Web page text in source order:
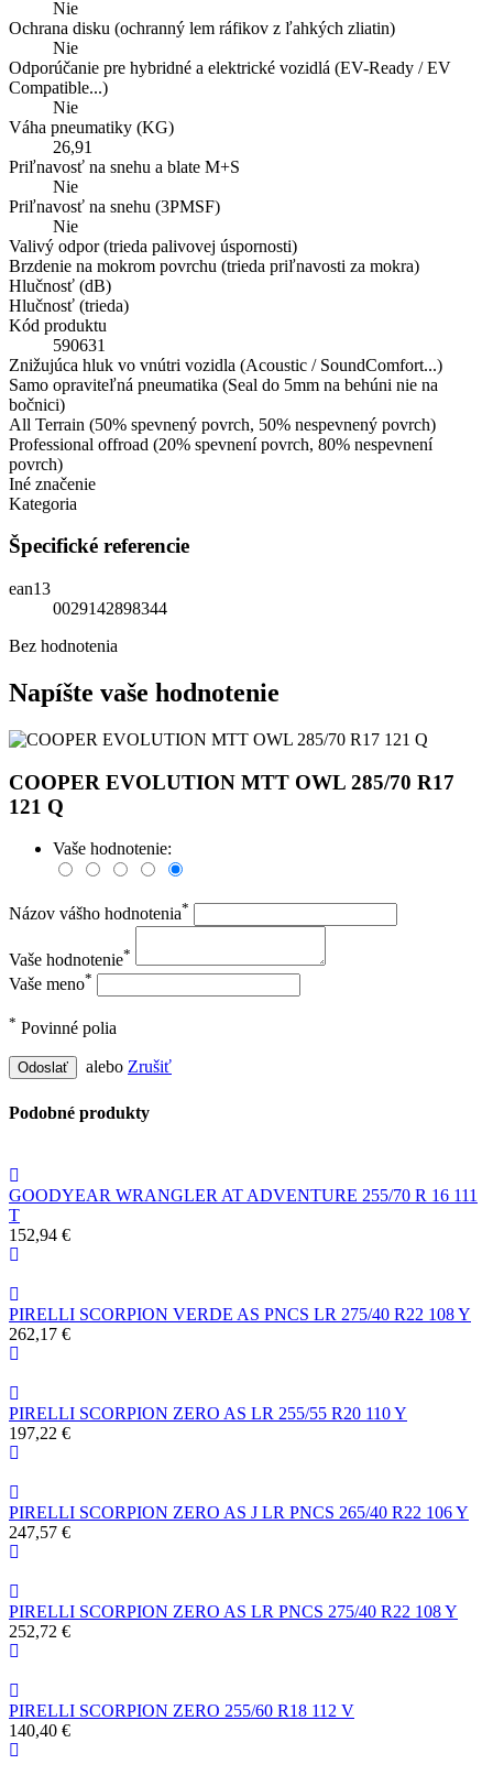
Nie
Ochrana disku (ochranný lem ráfikov z ľahkých zliatin)
Nie
Odporúčanie pre hybridné a elektrické vozidlá (EV-Ready / EV
Compatible...)
Nie
Váha pneumatiky (KG)
26,91
Priľnavosť na snehu a blate M+S
Nie
Priľnavosť na snehu (3PMSF)
Nie
Valivý odpor (trieda palivovej úspornosti)
Brzdenie na mokrom povrchu (trieda priľnavosti za mokra)
Hlučnosť (dB)
Hlučnosť (trieda)
Kód produktu
590631
Znižujúca hluk vo vnútri vozidla (Acoustic / SoundComfort...)
Samo opraviteľná pneumatika (Seal do 5mm na behúni nie na
bočnici)
All Terrain (50% spevnený povrch, 50% nespevnený povrch)
Professional offroad (20% spevnení povrch, 80% nespevnení
povrch)
Iné značenie
Kategoria
Špecifické referencie
ean13
0029142898344
Bez hodnotenia
Napíšte vaše hodnotenie
COOPER EVOLUTION MTT OWL 285/70 R17
121 Q
Vaše hodnotenie:
Názov vášho hodnotenia*
Vaše hodnotenie*
Vaše meno*
* Povinné polia
Odoslať alebo Zrušiť
Podobné produkty
GOODYEAR WRANGLER AT ADVENTURE 255/70 R 16 111
T
152,94 €
PIRELLI SCORPION VERDE AS PNCS LR 275/40 R22 108 Y
262,17 €
PIRELLI SCORPION ZERO AS LR 255/55 R20 110 Y
197,22 €
PIRELLI SCORPION ZERO AS J LR PNCS 265/40 R22 106 Y
247,57 €
PIRELLI SCORPION ZERO AS LR PNCS 275/40 R22 108 Y
252,72 €
PIRELLI SCORPION ZERO 255/60 R18 112 V
140,40 €